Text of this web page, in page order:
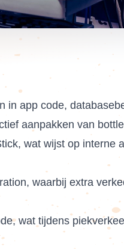
in app code,
aanpakken van
wat wijst op interne
waarbij extra
wat tijdens